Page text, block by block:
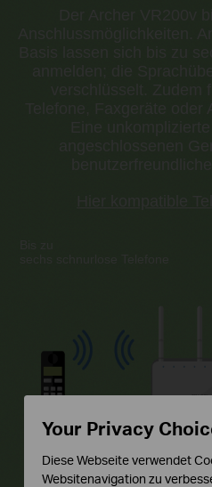
Your Privacy
Diese Webseite verwendet
Websitenavigation zu